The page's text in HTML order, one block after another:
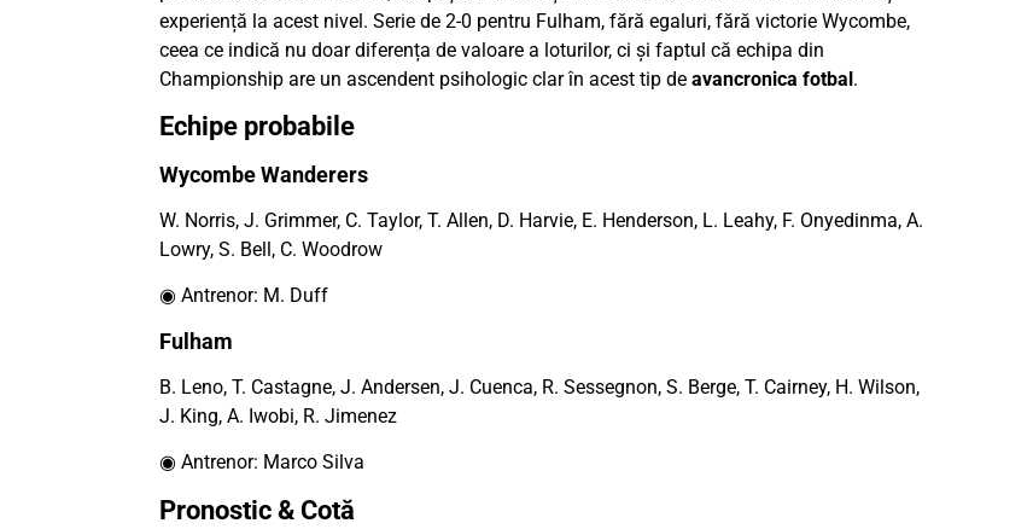
experiență la acest nivel. Serie de 2-0 pentru Fulham, fără egaluri, fără victorie Wycombe,
ceea ce indică nu doar diferența de valoare a loturilor, ci și faptul că echipa din
Championship are un ascendent psihologic clar în acest tip de avancronica fotbal.
Echipe probabile
Wycombe Wanderers
W. Norris, J. Grimmer, C. Taylor, T. Allen, D. Harvie, E. Henderson, L. Leahy, F. Onyedinma, A.
Lowry, S. Bell, C. Woodrow
◉ Antrenor: M. Duff
Fulham
B. Leno, T. Castagne, J. Andersen, J. Cuenca, R. Sessegnon, S. Berge, T. Cairney, H. Wilson,
J. King, A. Iwobi, R. Jimenez
◉ Antrenor: Marco Silva
Pronostic & Cotă